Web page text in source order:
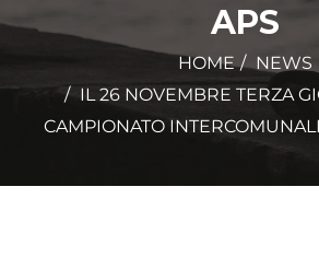
APS
HOME
NEWS
IL 26 NOVEMBRE TERZA
CAMPIONATO